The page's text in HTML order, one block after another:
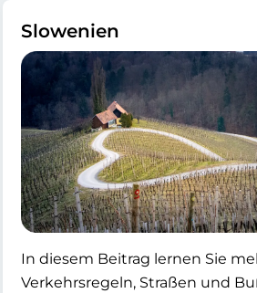
Slowenien
In diesem Beitrag lernen Sie
Verkehrsregeln, Straßen und